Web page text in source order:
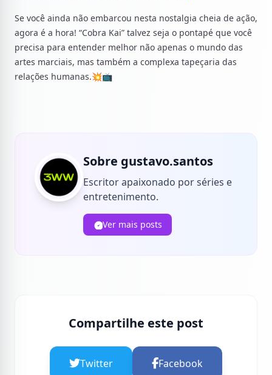
Se você ainda não embarcou nesta nostalgia cheia de ação,
agora é a hora! “Cobra Kai” talvez seja o pontapé que você
precisa para entender melhor não apenas o mundo das
artes marciais, mas também a complexa tapeçaria das
relações humanas.💥📺
Sobre gustavo.santos
Escritor apaixonado por séries e
entretenimento.
Ver mais posts
Compartilhe este post
Twitter Facebook